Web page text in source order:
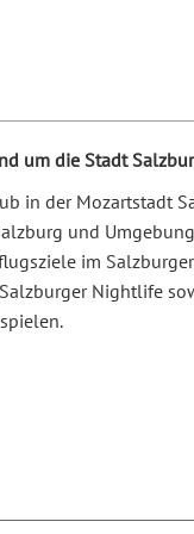
um die Stadt
in der Mozartstadt
und
im
Nightlife